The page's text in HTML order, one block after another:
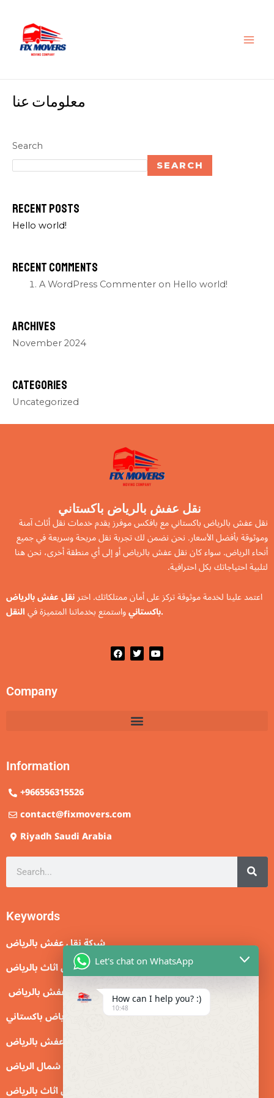
content
معلومات عنا
Search
SEARCH
Recent Posts
Hello world!
Recent Comments
A WordPress Commenteron Hello world!
Archives
November 2024
Categories
Uncategorized
نقل عفش بالرياض باكستاني
نقل عفش بالرياض باكستاني مع بافكس موفرز يقدم خدمات نقل أثاث آمنة
وموثوقة بأفضل الأسعار. نحن نضمن لك تجربة نقل مريحة وسريعة في جميع
أنحاء الرياض. سواء كان نقل عفش بالرياض أو إلى أي منطقة أخرى، نحن هنا
لتلبية احتياجاتك بكل احترافية.
اعتمد علينا لخدمة موثوقة تركز على أمان ممتلكاتك. اخترنقل عفش بالرياض
باكستانيواستمتع بخدماتنا المتميزة في النقل.
F
a
T
w
Y
o
Company
Information
+966556315526
contact@fixmovers.com
Riyadh Saudi Arabia
Keywords
شركة نقل عفش بالرياض
نقل اثاث بالرياض
نقل عفش بالرياض
نقل عفش بالرياض باكستاني
دينا نقل عفش بالرياض
دينا نقل عفش شمال الرياض
شركة نقل اثاث بالرياض
Let's chat on WhatsApp
How can I help you? :)
10:48